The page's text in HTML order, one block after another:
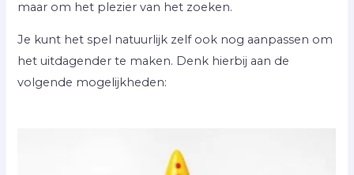
maar om het plezier van het zoeken.
Je kunt het spel natuurlijk zelf ook nog aanpassen om
het uitdagender te maken. Denk hierbij aan de
volgende mogelijkheden: